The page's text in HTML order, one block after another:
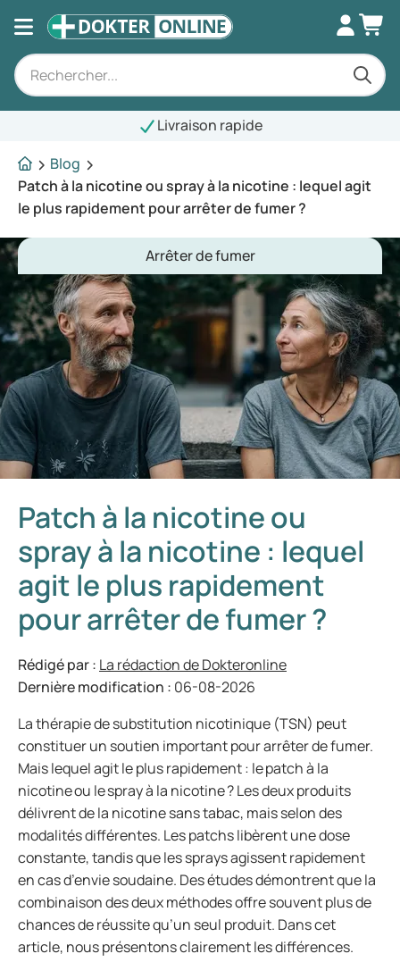
Livraison rapide
Blog
Patch à la nicotine ou spray à la nicotine : lequel agit
le plus rapidement pour arrêter de fumer ?
Arrêter de fumer
Patch à la nicotine ou
spray à la nicotine : lequel
agit le plus rapidement
pour arrêter de fumer ?
Rédigé par : La rédaction de Dokteronline
Dernière modification : 06-08-2026
La thérapie de substitution nicotinique (TSN) peut
constituer un soutien important pour arrêter de fumer.
Mais lequel agit le plus rapidement : le patch à la
nicotine ou le spray à la nicotine ? Les deux produits
délivrent de la nicotine sans tabac, mais selon des
modalités différentes. Les patchs libèrent une dose
constante, tandis que les sprays agissent rapidement
en cas d’envie soudaine. Des études démontrent que la
combinaison des deux méthodes offre souvent plus de
chances de réussite qu’un seul produit. Dans cet
article, nous présentons clairement les différences.